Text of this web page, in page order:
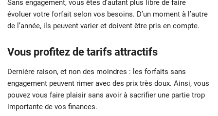
Sans engagement, vous êtes d’autant plus libre de faire
évoluer votre forfait selon vos besoins. D’un moment à l’autre
de l’année, ils peuvent varier et doivent être pris en compte.
Vous profitez de tarifs attractifs
Dernière raison, et non des moindres : les forfaits sans
engagement peuvent rimer avec des prix très doux. Ainsi, vous
pouvez vous faire plaisir sans avoir à sacrifier une partie trop
importante de vos finances.